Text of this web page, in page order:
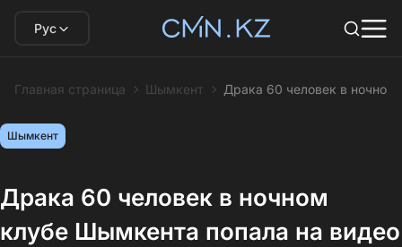
Рус
Главная страница Шымкент Драка 60 человек в
Шымкент
Драка 60 человек в ночном
клубе Шымкента попала на видео